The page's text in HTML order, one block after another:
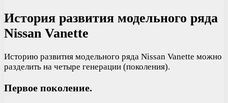
История развития модельного ряда
Nissan Vanette
Историю развития модельного ряда Nissan Vanette можно
разделить на четыре генерации (поколения).
Первое поколение.